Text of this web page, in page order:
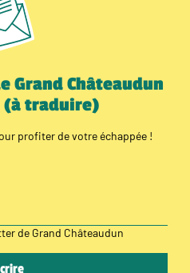
Grand Châteaudun
(à traduire)
profiter de votre échappée !
de Grand Châteaudun